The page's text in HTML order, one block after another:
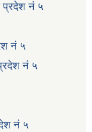
प्रदेश नं ५
नं ५
नं ५
नं ५